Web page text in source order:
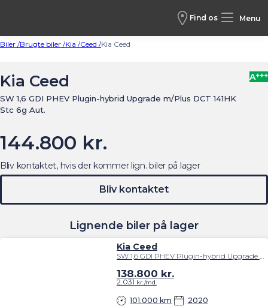
Find os Menu
Biler /Brugte biler /Kia /Ceed /Kia Ceed
Kia Ceed
SW 1,6 GDI PHEV Plugin-hybrid Upgrade m/Plus DCT 141HK
Stc 6g Aut.
A+++
144.800 kr.
Lignende biler på lager
Kia Ceed
SW 1,6 GDI PHEV Plugin-hybrid Upgrade m/Plus DCT 141HK Stc 6g Aut.
101.000 km 2020
138.800 kr.
2.031 kr./md.
Bliv kontaktet, hvis der kommer lign. biler på lager
Bliv kontaktet